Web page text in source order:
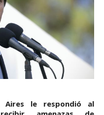
Aires le respondió al